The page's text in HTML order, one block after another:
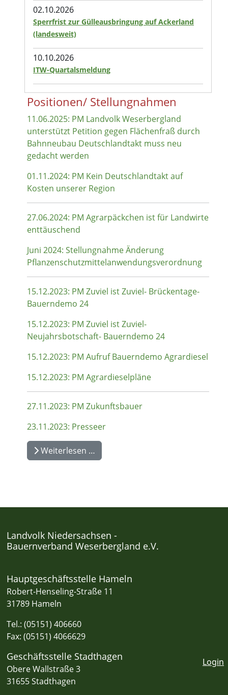
02.10.2026
Sperrfrist zur Gülleausbringung auf Ackerland
(landesweit)
10.10.2026
ITW-Quartalsmeldung
Positionen/ Stellungnahmen
11.06.2025: PM Landvolk Weserbergland
unterstützt Petition gegen Flächenfraß durch
Bahnneubau Deutschlandtakt muss neu
gedacht werden
01.11.2024: PM Kein Deutschlandtakt auf
Kosten unserer Region
27.06.2024: PM Agrarpäckchen ist für Landwirte
enttäuschend
Juni 2024: Stellungnahme Änderung
Pflanzenschutzmittelanwendungsverordnung
15.12.2023: PM Zuviel ist Zuviel- Brückentage-
Bauerndemo 24
15.12.2023: PM Zuviel ist Zuviel-
Neujahrsbotschaft- Bauerndemo 24
15.12.2023: PM Aufruf Bauerndemo Agrardiesel
15.12.2023: PM Agrardieselpläne
27.11.2023: PM Zukunftsbauer
23.11.2023: Presseer
Weiterlesen …
Landvolk Niedersachsen -
Bauernverband Weserbergland e.V.
Hauptgeschäftsstelle Hameln
Robert-Henseling-Straße 11
31789 Hameln
Tel.: (05151) 406660
Fax: (05151) 4066629
Geschäftsstelle Stadthagen
Obere Wallstraße 3
31655 Stadthagen
Login